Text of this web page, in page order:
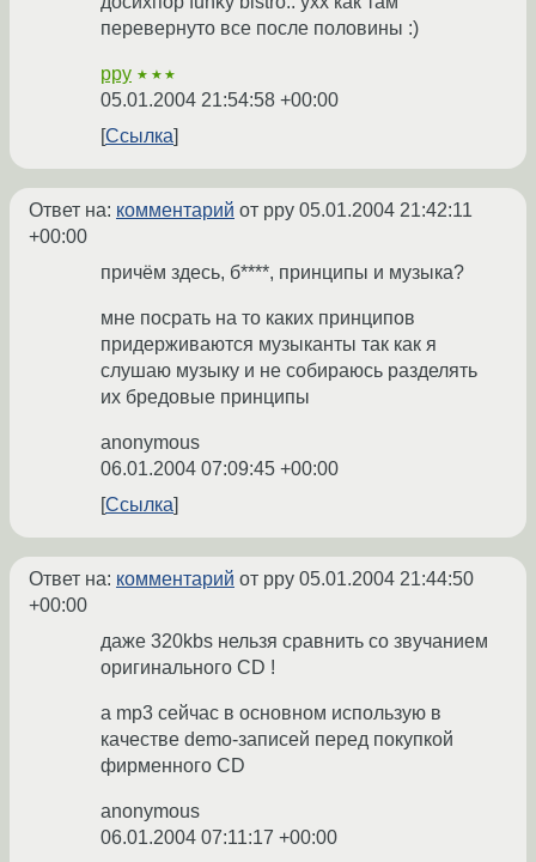
перевернуто все после половины :)
ppy ★★★
05.01.2004 21:54:58 +00:00
Ссылка
Ответ на: комментарий от ppy 05.01.2004 21:42:11
+00:00
причём здесь, б****, принципы и музыка?
мне посрать на то каких принципов
придерживаются музыканты так как я
слушаю музыку и не собираюсь разделять
их бредовые принципы
anonymous
06.01.2004 07:09:45 +00:00
Ссылка
Ответ на: комментарий от ppy 05.01.2004 21:44:50
+00:00
даже 320kbs нельзя сравнить со звучанием
оригинального CD !
а mp3 сейчас в основном использую в
качестве demo-записей перед покупкой
фирменного CD
anonymous
06.01.2004 07:11:17 +00:00